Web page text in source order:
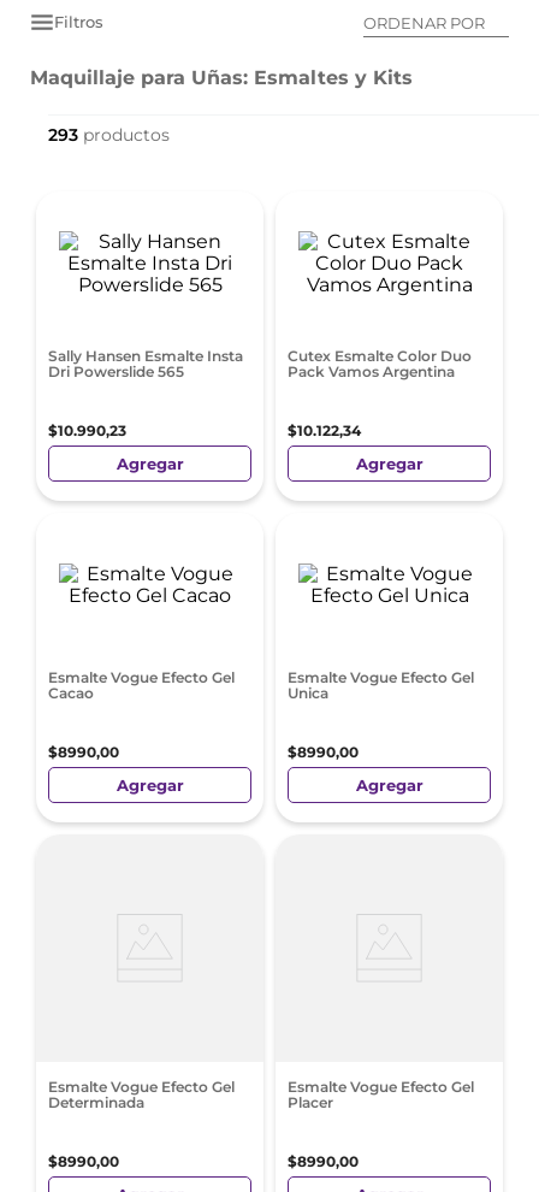
Filtros ORDENAR POR
Maquillaje para Uñas: Esmaltes y Kits
293
Sally Hansen Esmalte Insta
Dri Powerslide 565
$10.990,23
Agregar
Cutex Esmalte Color Duo
Pack Vamos Argentina
$10.122,34
Agregar
Esmalte Vogue Efecto Gel
Cacao
$8990,00
Agregar
Esmalte Vogue Efecto Gel
Unica
$8990,00
Agregar
Esmalte Vogue Efecto Gel
Determinada
$8990,00
Esmalte Vogue Efecto Gel
Placer
$8990,00